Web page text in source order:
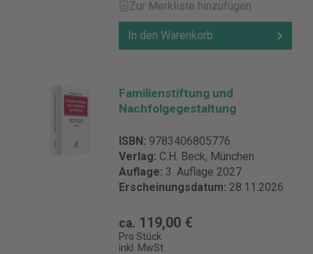
Zur Merkliste hinzufügen
In den Warenkorb
Familienstiftung und
Nachfolgegestaltung
ISBN: 9783406805776
Verlag: C.H. Beck, München
Auflage: 3. Auflage 2027
Erscheinungsdatum: 28.11.2026
ca. 119,00 €
Pro Stück
inkl. MwSt.